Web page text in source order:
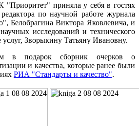
"Приоритет" приняла у себя в гостях
редактора по научной работе журнала
Белобрагина Виктора Яковлевича, и
исследований и технического
услуг, Зворыкину Татьяну Ивановну.
в подарок сборник очерков о
и качества, которые ранее были
РИА "Стандарты и качество".